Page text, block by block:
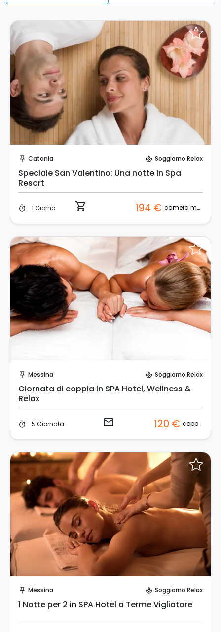
push_pin Catania spa Soggiorno Relax
Speciale San Valentino: Una notte in Spa
Resort
timer 1 Giorno shopping_cart 194 € camera matrimoniale
push_pin Messina spa Soggiorno Relax
Giornata di coppia in SPA Hotel, Wellness &
Relax
timer ½ Giornata email 120 € coppia
push_pin Messina spa Soggiorno Relax
1 Notte per 2 in SPA Hotel a Terme Vigliatore